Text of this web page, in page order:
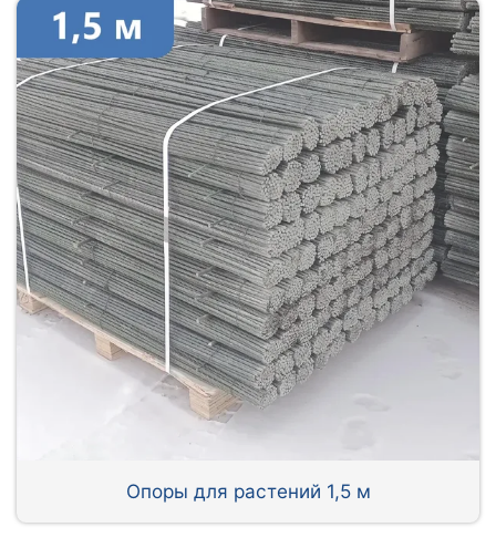
Опоры для растений 1,5 м